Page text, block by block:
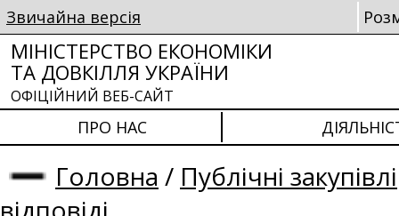
Звичайна версія
МІНІСТЕРСТВО ЕКОНОМІКИ
ТА ДОВКІЛЛЯ УКРАЇНИ
ОФІЦІЙНИЙ ВЕБ-САЙТ
ПРО НАС
Головна / Публічні закупівлі